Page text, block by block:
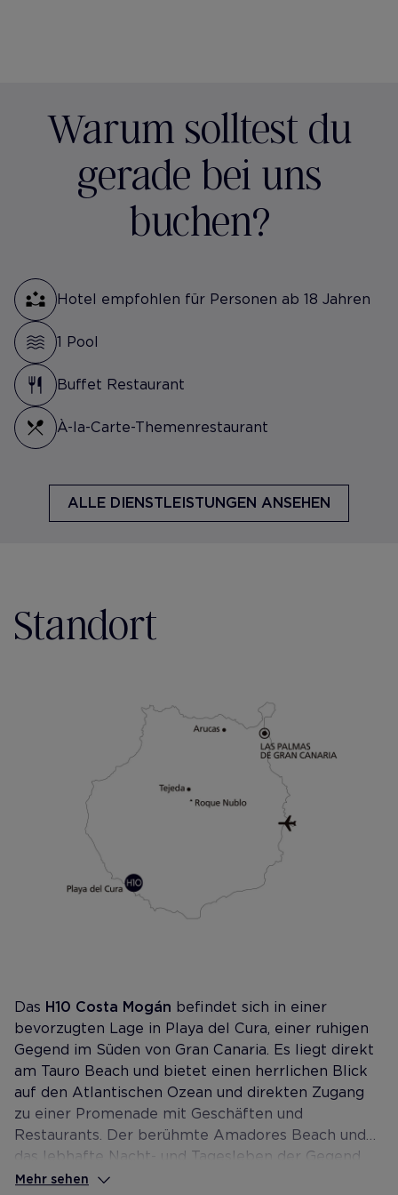
Warum solltest du
gerade bei uns
buchen?
Hotel empfohlen für Personen ab 18 Jahren
1 Pool
Buffet Restaurant
À-la-Carte-Themenrestaurant
ALLE DIENSTLEISTUNGEN ANSEHEN
Standort
Das H10 Costa Mogán befindet sich in einer
bevorzugten Lage in Playa del Cura, einer ruhigen
Gegend im Süden von Gran Canaria. Es liegt direkt
am Tauro Beach und bietet einen herrlichen Blick
auf den Atlantischen Ozean und direkten Zugang
zu einer Promenade mit Geschäften und
Restaurants. Der berühmte Amadores Beach und
das lebhafte Nacht- und Tagesleben der Gegend
von Puerto Rico sind nur einen Katzensprung
Mehr sehen